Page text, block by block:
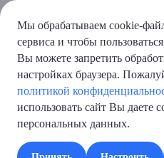
Центр сертификации СевТест
Главная
Последние статьи
→
Актуализированы требования ТР ТС 007/
Мы обрабатываем cookie-
сервиса и чтобы
Вы можете запретить
настройках браузера.
политикой
использовать сайт Вы даете
персональных данных.